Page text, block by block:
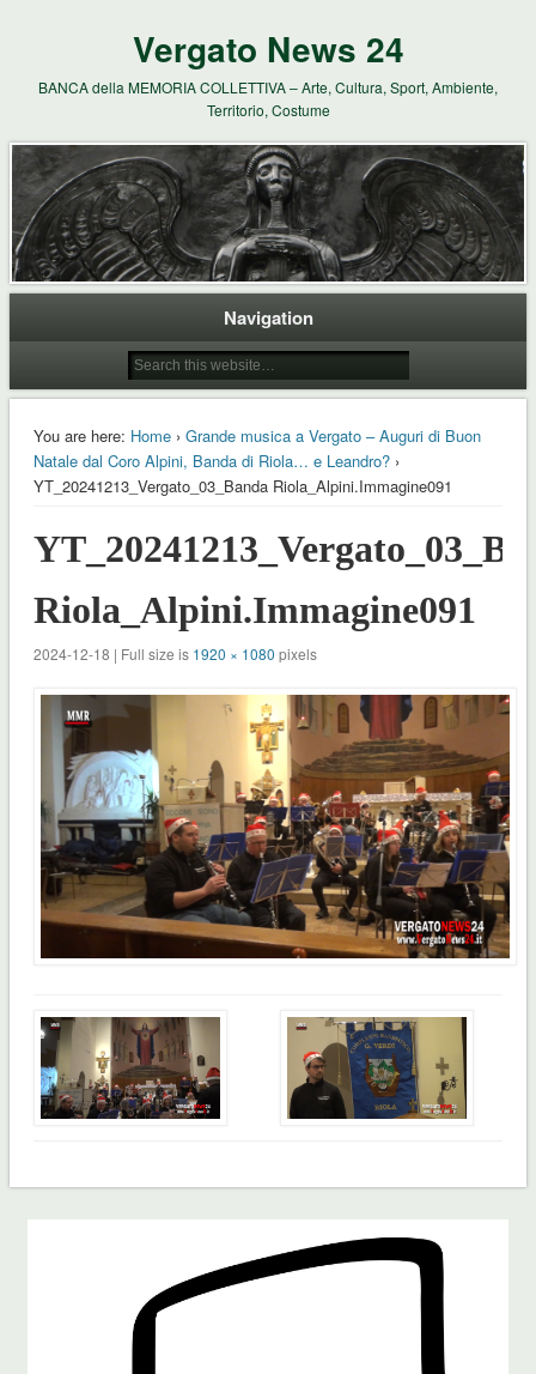
Vergato News 24
BANCA della MEMORIA COLLETTIVA – Arte, Cultura, Sport, Ambiente,
Territorio, Costume
Navigation
You are here: Home› Grande musica a Vergato – Auguri di Buon
Natale dal Coro Alpini, Banda di Riola… e Leandro?›
YT_20241213_Vergato_03_Banda Riola_Alpini.Immagine091
Riola_Alpini.Immagine091
2024-12-18 | Full size is 1920 × 1080 pixels